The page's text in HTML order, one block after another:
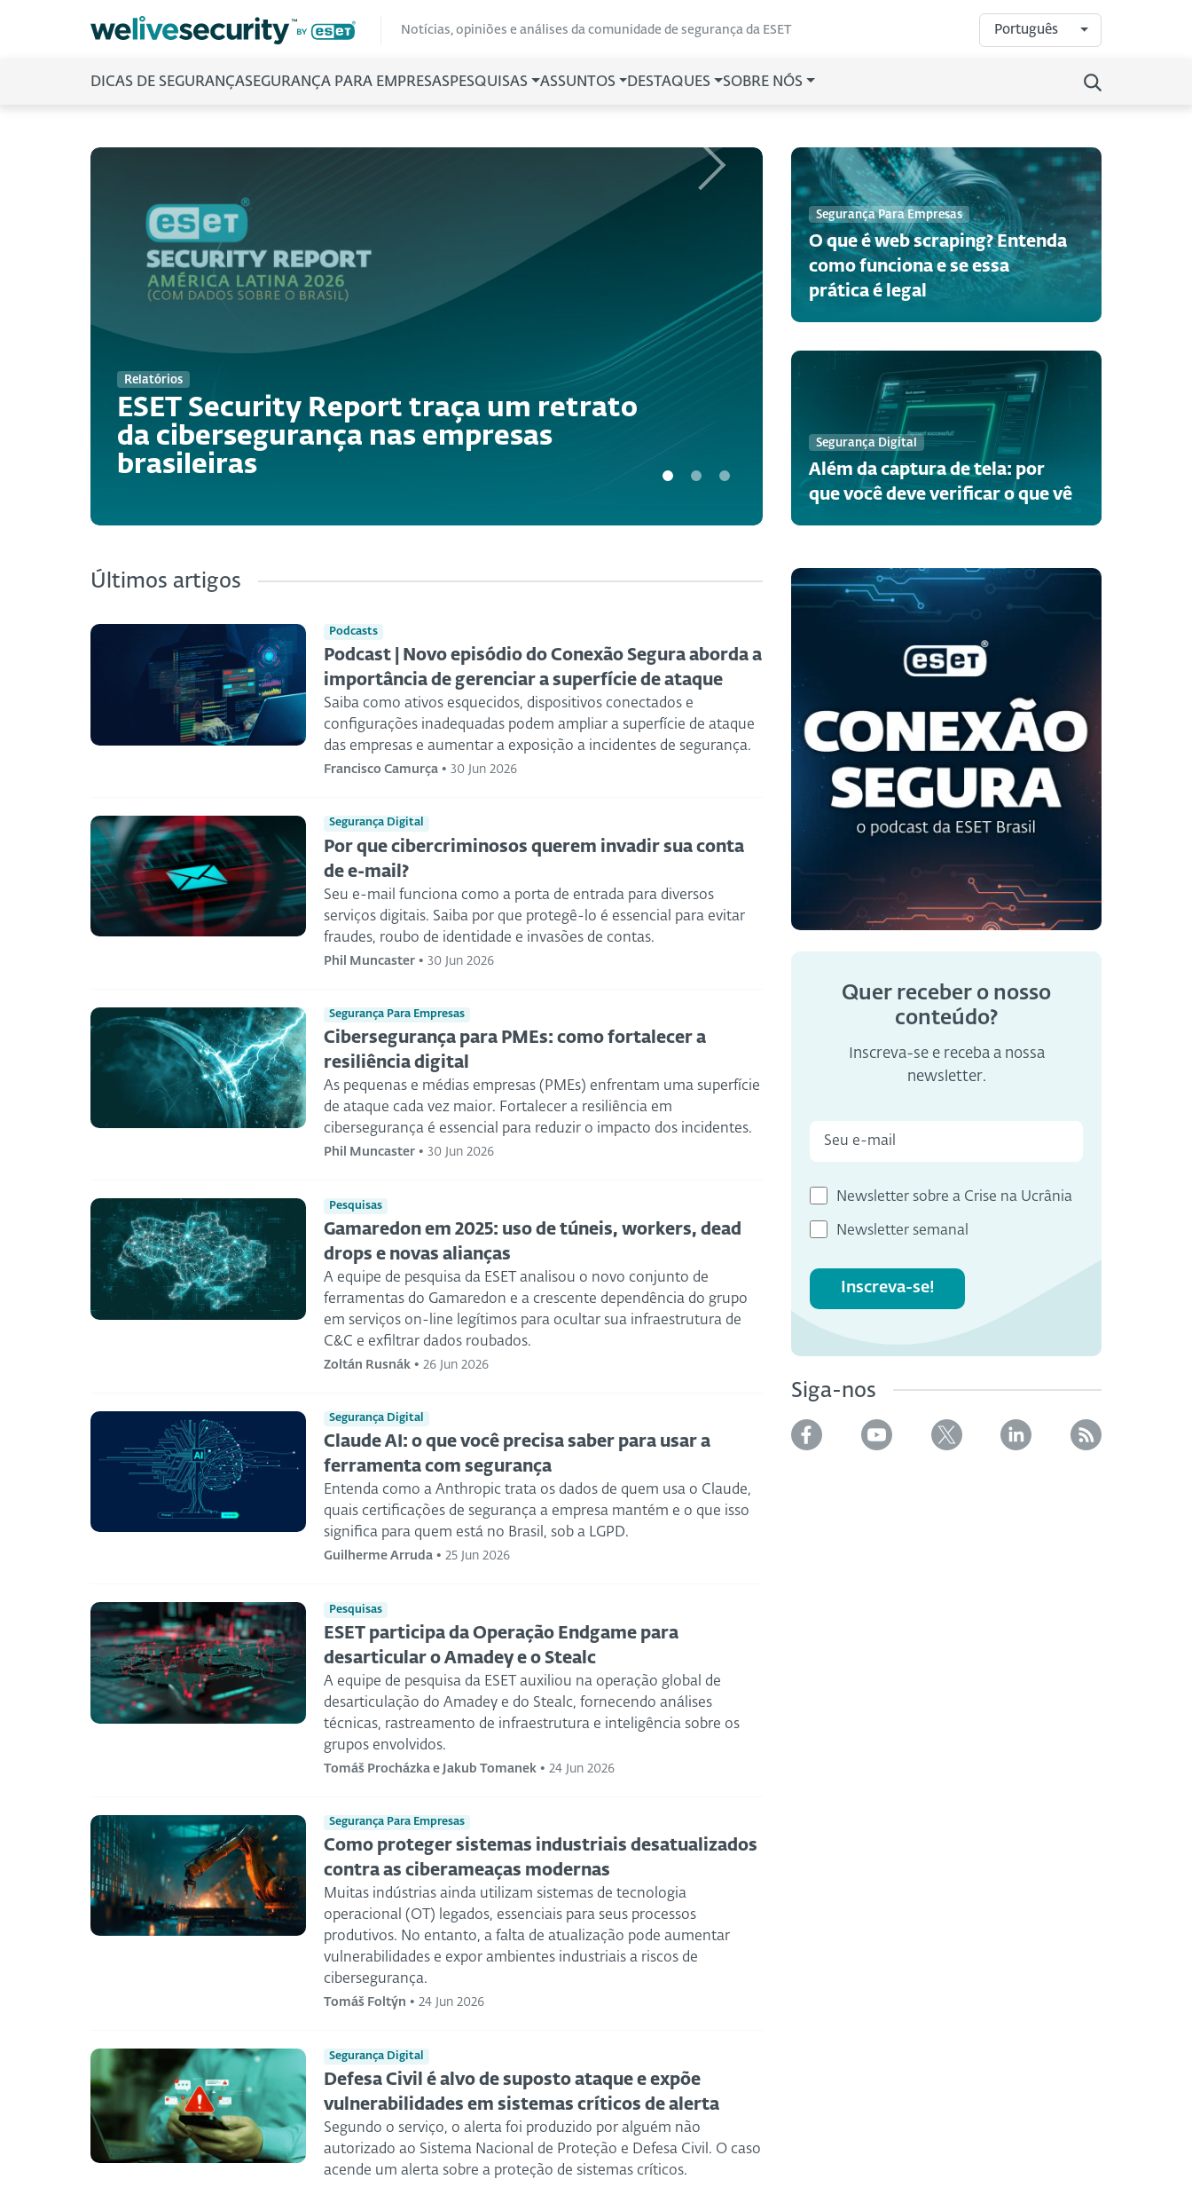
Notícias, opiniões e análises da comunidade de segurança da ESET Português
DICAS DE SEGURANÇASEGURANÇA PARA EMPRESASPESQUISAS ASSUNTOS DESTAQUES SOBRE NÓS
Relatórios
ESET Security Report traça um retrato
da cibersegurança nas empresas
brasileiras
Segurança Para Empresas
O que é web scraping? Entenda
como funciona e se essa
prática é legal
Segurança Digital
Além da captura de tela: por
que você deve verificar o que vê
Últimos artigos
Podcasts
Podcast | Novo episódio do Conexão Segura aborda a
importância de gerenciar a superfície de ataque
Saiba como ativos esquecidos, dispositivos conectados e
configurações inadequadas podem ampliar a superfície de ataque
das empresas e aumentar a exposição a incidentes de segurança.
Francisco Camurça• 30 Jun 2026
Segurança Digital
Por que cibercriminosos querem invadir sua conta
de e-mail?
Seu e-mail funciona como a porta de entrada para diversos
serviços digitais. Saiba por que protegê-lo é essencial para evitar
fraudes, roubo de identidade e invasões de contas.
Phil Muncaster• 30 Jun 2026
Segurança Para Empresas
Cibersegurança para PMEs: como fortalecer a
resiliência digital
As pequenas e médias empresas (PMEs) enfrentam uma superfície
de ataque cada vez maior. Fortalecer a resiliência em
cibersegurança é essencial para reduzir o impacto dos incidentes.
Phil Muncaster• 30 Jun 2026
Pesquisas
Gamaredon em 2025: uso de túneis, workers, dead
drops e novas alianças
A equipe de pesquisa da ESET analisou o novo conjunto de
ferramentas do Gamaredon e a crescente dependência do grupo
em serviços on-line legítimos para ocultar sua infraestrutura de
C&C e exfiltrar dados roubados.
Zoltán Rusnák• 26 Jun 2026
Segurança Digital
Claude AI: o que você precisa saber para usar a
ferramenta com segurança
Entenda como a Anthropic trata os dados de quem usa o Claude,
quais certificações de segurança a empresa mantém e o que isso
significa para quem está no Brasil, sob a LGPD.
Guilherme Arruda• 25 Jun 2026
Pesquisas
ESET participa da Operação Endgame para
desarticular o Amadey e o Stealc
A equipe de pesquisa da ESET auxiliou na operação global de
desarticulação do Amadey e do Stealc, fornecendo análises
técnicas, rastreamento de infraestrutura e inteligência sobre os
grupos envolvidos.
Tomáš Procházka e Jakub Tomanek• 24 Jun 2026
Segurança Para Empresas
Como proteger sistemas industriais desatualizados
contra as ciberameaças modernas
Muitas indústrias ainda utilizam sistemas de tecnologia
operacional (OT) legados, essenciais para seus processos
produtivos. No entanto, a falta de atualização pode aumentar
vulnerabilidades e expor ambientes industriais a riscos de
cibersegurança.
Tomáš Foltýn • 24 Jun 2026
Segurança Digital
Defesa Civil é alvo de suposto ataque e expõe
vulnerabilidades em sistemas críticos de alerta
Segundo o serviço, o alerta foi produzido por alguém não
autorizado ao Sistema Nacional de Proteção e Defesa Civil. O caso
acende um alerta sobre a proteção de sistemas críticos.
Quer receber o nosso
conteúdo?
Inscreva-se e receba a nossa
newsletter.
Newsletter sobre a Crise na Ucrânia
Newsletter semanal
Inscreva-se!
Siga-nos